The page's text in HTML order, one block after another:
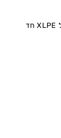
מקלף מעטה חיצוני של כבל XLPE חד